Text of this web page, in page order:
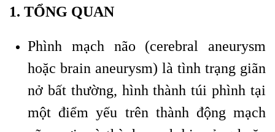
1. TỔNG QUAN
Phình mạch não (cerebral aneurysm
hoặc brain aneurysm) là tình trạng giãn
nở bất thường, hình thành túi phình tại
một điểm yếu trên thành động mạch